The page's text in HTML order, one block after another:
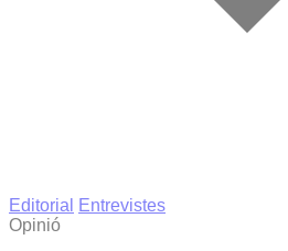
Editorial
Entrevistes
Opinió